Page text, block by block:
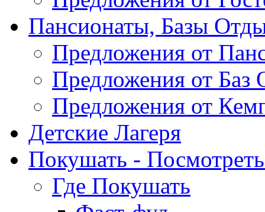
Пансионаты, Базы
Предложения от
Предложения от Баз
Предложения от
Детские Лагеря
Покушать - Посмотреть
Где Покушать